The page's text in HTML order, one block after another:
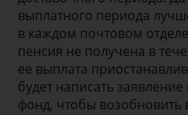
выплатного периода
в каждом почтовом
пенсия не получена в
ее выплата
будет написать
фонд, чтобы возобновить